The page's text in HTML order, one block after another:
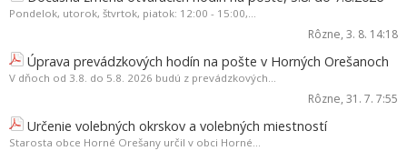
Pondelok, utorok, štvrtok, piatok: 12:00 - 15:00,...
Rôzne, 3. 8. 14:18
Úprava prevádzkových hodín na pošte v Horných Orešanoch
V dňoch od 3.8. do 5.8. 2026 budú z prevádzkových...
Rôzne, 31. 7. 7:55
Určenie volebných okrskov a volebných miestností
Starosta obce Horné Orešany určil v obci Horné...